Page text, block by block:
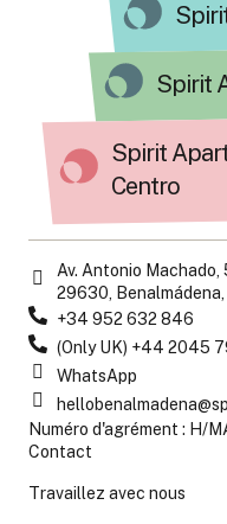
Spirit
Spirit
Centro
Av. Antonio Machado,
29630,
+34 952 632 846
(Only UK) +44 2045
WhatsApp
Numéro d'agrément : H/
Contact
Travaillez avec nous